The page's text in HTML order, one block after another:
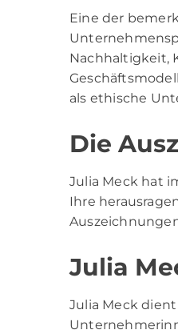
Eine der
Nachhaltigkeit,
als ethische
Die
Julia Meck hat
Ihre
Julia
Julia Meck